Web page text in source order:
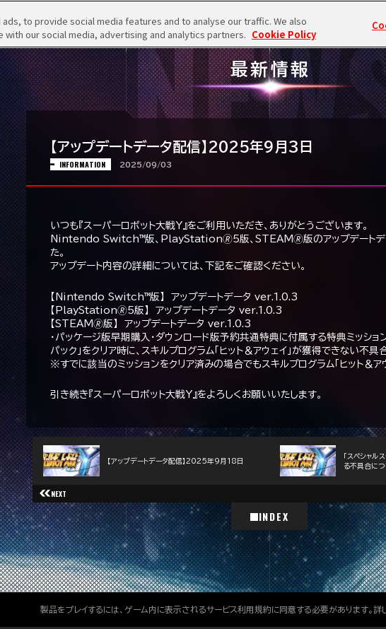
NEWS PRODUCT CHARACTER STORY
最新情報
【アップデートデータ配信】2025年9月3日
INFORMATION 2025/09/03
いつも『スーパーロボット大戦Y』をご利用いただき、ありがとうございます。
Nintendo Switch™版、PlayStation🄬5版、STEAM🄬版のアップデートデ
た。
アップデート内容の詳細については、下記をご確認ください。
【Nintendo Switch™版】 アップデートデータ ver.1.0.3
【PlayStation🄬5版】 アップデートデータ ver.1.0.3
【STEAM🄬版】 アップデートデータ ver.1.0.3
・パッケージ版早期購入・ダウンロード版予約共通特典に付属する特典ミッショ
パック」をクリア時に、スキルプログラム「ヒット＆アウェイ」が獲得できない不具
※すでに該当のミッションをクリア済みの場合でもスキルプログラム「ヒット＆ア
引き続き『スーパーロボット大戦Y』をよろしくお願いいたします。
【アップデートデータ配信】2025年9月18日
NEXT
「スペシャル
る不具合に
INDEX
製品をプレイするには、ゲーム内に表示されるサービス利用規約に同意する必要があります。詳
to provide social media features and to analyse our traffic. We also
our social media, advertising and analytics partners. Cookie Policy